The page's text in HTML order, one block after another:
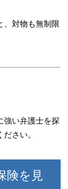
、対物も無制限
強い弁護士を探
さい。
険を見